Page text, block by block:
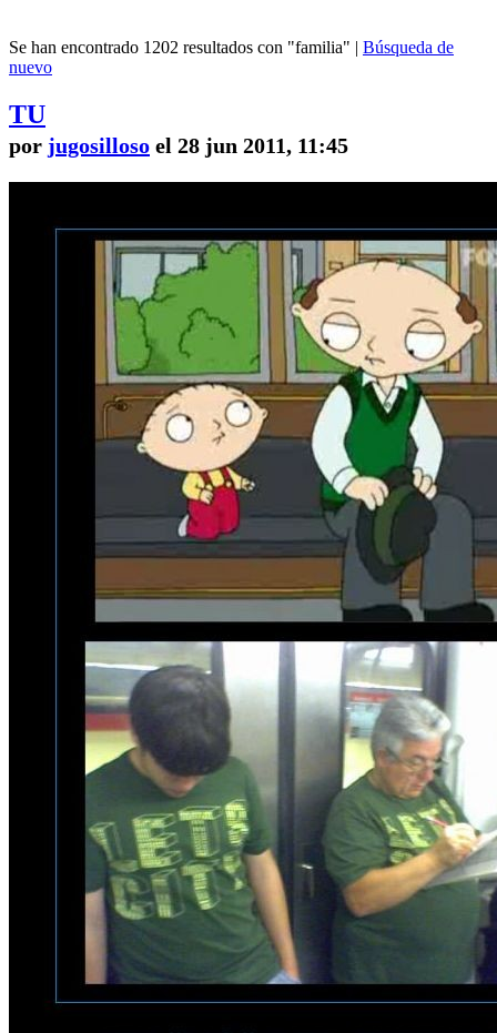
Se han encontrado 1202 resultados con "familia" | Búsqueda de
nuevo
TU
por jugosilloso el 28 jun 2011, 11:45